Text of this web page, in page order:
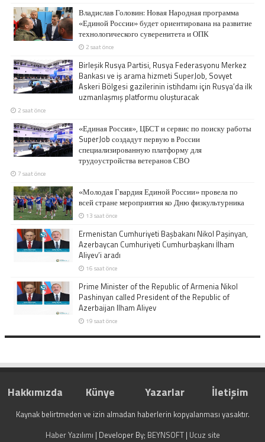
Владислав Головин: Новая Народная программа
«Единой России» будет ориентирована на развитие
технологического суверенитета и ОПК
2 saat önce
Birleşik Rusya Partisi, Rusya Federasyonu Merkez
Bankası ve iş arama hizmeti SuperJob, Sovyet
Askeri Bölgesi gazilerinin istihdamı için Rusya’da ilk
uzmanlaşmış platformu oluşturacak
2 saat önce
«Единая Россия», ЦБСТ и сервис по поиску работы
SuperJob создадут первую в России
специализированную платформу для
трудоустройства ветеранов СВО
7 saat önce
«Молодая Гвардия Единой России» провела по
всей стране мероприятия ко Дню физкультурника
13 saat önce
Ermenistan Cumhuriyeti Başbakanı Nikol Paşinyan,
Azerbaycan Cumhuriyeti Cumhurbaşkanı İlham
Aliyev’i aradı
16 saat önce
Prime Minister of the Republic of Armenia Nikol
Pashinyan called President of the Republic of
Azerbaijan Ilham Aliyev
19 saat önce
Hakkımızda Künye Yazarlar İletişim
Kaynak belirtmeden ve izin almadan haberlerin kopyalanması yasaktır.
Haber Yazılımı | Developer By; BEYNSOFT| Ucuz site